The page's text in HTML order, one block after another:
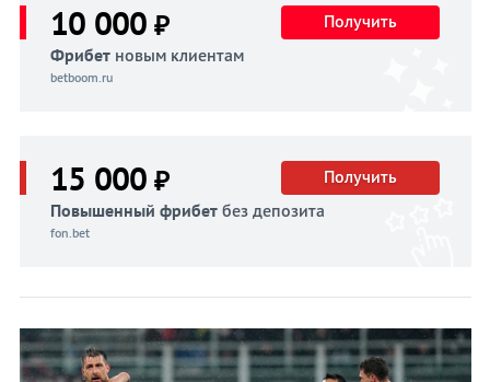
10 000 ₽
Получить
Фрибетновым клиентам
betboom.ru
15 000 ₽
Получить
Повышенный фрибетбез депозита
fon.bet